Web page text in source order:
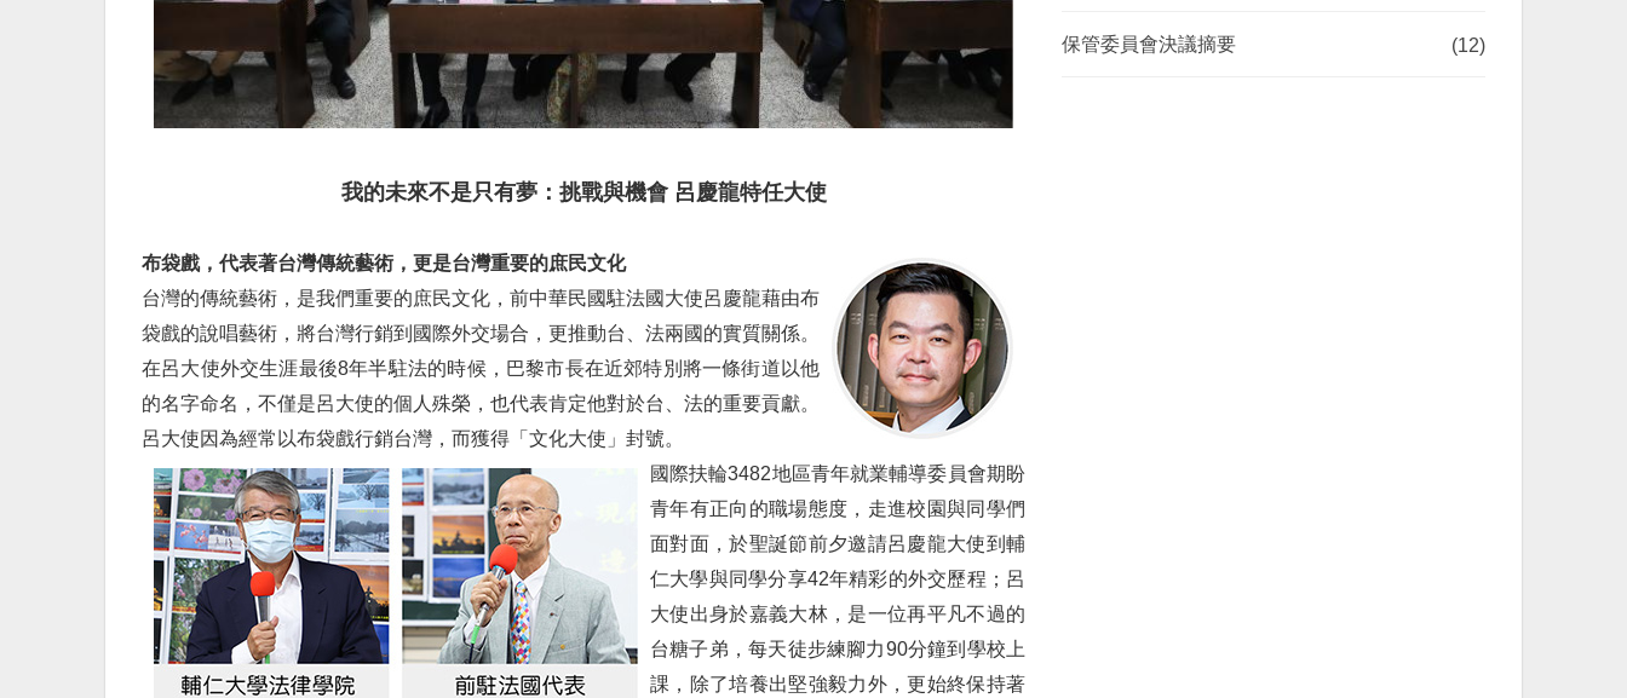
我的未來不是只有夢：挑戰與機會 呂慶龍特任大使
布袋戲，代表著台灣傳統藝術， 更是台灣重要的庶民文化
台灣的傳統藝術，是我們重要的庶民文化，前中華民國駐法國大使呂慶龍藉由布
袋戲的說唱藝術，將台灣行銷到國際外交場合，更推動台、法兩國的實質關係。
在呂大使外交生涯最後8年半駐法的時候，巴黎市長在近郊特別將一條街道以他
的名字命名，不僅是呂大使的個人殊榮，也代表肯定他對於台、法的重要貢獻。
呂大使因為經常以布袋戲行銷台灣，而獲得「文化大使」封號。
國際扶輪3482地區青年就業輔導委員會期盼
青年有正向的職場態度，走進校園與同學們
面對面，於聖誕節前夕邀請呂慶龍大使到輔
仁大學與同學分享42年精彩的外交歷程；呂
大使出身於嘉義大林，是一位再平凡不過的
台糖子弟，每天徒步練腳力90分鐘到學校上
課，除了培養出堅強毅力外，更始終保持著
保管委員會決議摘要 (12)